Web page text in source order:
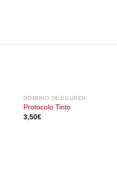
DOMINIO DE EGUREN
Protocolo Tinto
3,50€